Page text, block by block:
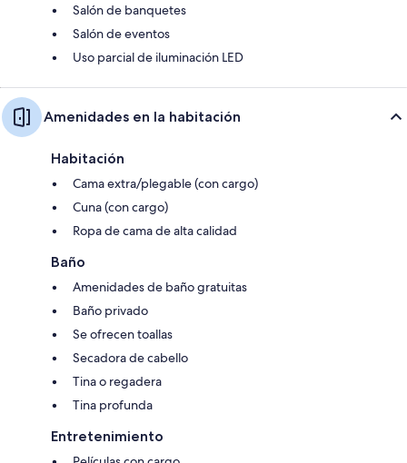
Salón de banquetes
Salón de eventos
Uso parcial de iluminación LED
Amenidades en la habitación
Habitación
Cama extra/plegable (con cargo)
Cuna (con cargo)
Ropa de cama de alta calidad
Baño
Amenidades de baño gratuitas
Baño privado
Se ofrecen toallas
Secadora de cabello
Tina o regadera
Tina profunda
Entretenimiento